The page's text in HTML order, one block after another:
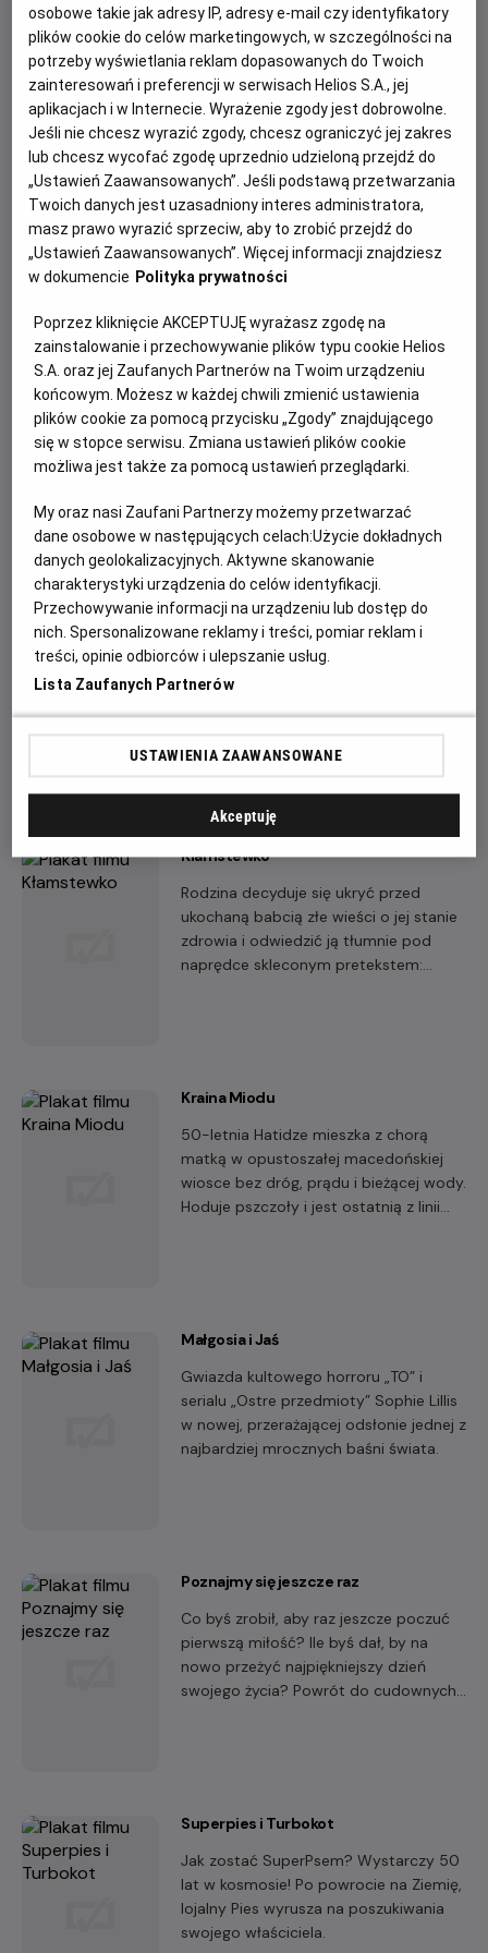
Brahms: The Boy II
Przerażający nowy rozdział opowieści o
tym, że prawdziwe zło ma niewinne
oblicze.
Bad Boy
Czołowy specjalista od kina
sensacyjnego Patryk Vega odkrywa
najgłośniejsze patologie w polskich
klubach piłkarskich.
Marianne i Leonard: Słowa miłości
Piękna i dramatyczna historia miłosna
Leonarda Cohena i jego norweskiej
się na początku lat 60. na idyllicznej
greckiej wyspie Hydra, która była
artystów, pisarzy i muzyków.
Kłamstewko
Rodzina decyduje się ukryć przed
ukochaną babcią złe wieści o jej stanie
zdrowia i odwiedzić ją tłumnie pod
naprędce skleconym pretekstem:
Kraina Miodu
50-letnia Hatidze mieszka z chorą
matką w opustoszałej macedońskiej
wiosce bez dróg, prądu i bieżącej wody.
Hoduje pszczoły i jest ostatnią z linii
Małgosia i Jaś
Gwiazda kultowego horroru „TO” i
serialu „Ostre przedmioty” Sophie Lillis
w nowej, przerażającej odsłonie jednej z
najbardziej mrocznych baśni świata.
Poznajmy się jeszcze raz
Co byś zrobił, aby raz jeszcze poczuć
pierwszą miłość? Ile byś dał, by na
nowo przeżyć najpiękniejszy dzień
swojego życia? Powrót do cudownych
Superpies i Turbokot
Jak zostać SuperPsem? Wystarczy 50
lat w kosmosie! Po powrocie na Ziemię,
lojalny Pies wyrusza na poszukiwania
swojego właściciela.
osobowe takie jak adresy IP, adresy e-mail czy identyfikatory
plików cookie do celów marketingowych, w szczególności na
potrzeby wyświetlania reklam dopasowanych do Twoich
zainteresowań i preferencji w serwisach Helios S.A., jej
aplikacjach i w Internecie. Wyrażenie zgody jest dobrowolne.
Jeśli nie chcesz wyrazić zgody, chcesz ograniczyć jej zakres
lub chcesz wycofać zgodę uprzednio udzieloną przejdź do
„Ustawień Zaawansowanych”. Jeśli podstawą przetwarzania
Twoich danych jest uzasadniony interes administratora,
masz prawo wyrazić sprzeciw, aby to zrobić przejdź do
„Ustawień Zaawansowanych”. Więcej informacji znajdziesz
w dokumencie Polityka prywatności
Poprzez kliknięcie AKCEPTUJĘ wyrażasz zgodę na
zainstalowanie i przechowywanie plików typu cookie Helios
S.A. oraz jej Zaufanych Partnerów na Twoim urządzeniu
końcowym. Możesz w każdej chwili zmienić ustawienia
plików cookie za pomocą przycisku „Zgody” znajdującego
się w stopce serwisu. Zmiana ustawień plików cookie
możliwa jest także za pomocą ustawień przeglądarki.
My oraz nasi Zaufani Partnerzy możemy przetwarzać
dane osobowe w następujących celach:Użycie dokładnych
danych geolokalizacyjnych. Aktywne skanowanie
charakterystyki urządzenia do celów identyfikacji.
Przechowywanie informacji na urządzeniu lub dostęp do
nich. Spersonalizowane reklamy i treści, pomiar reklam i
treści, opinie odbiorców i ulepszanie usług.
Lista Zaufanych Partnerów
USTAWIENIA ZAAWANSOWANE
Akceptuję